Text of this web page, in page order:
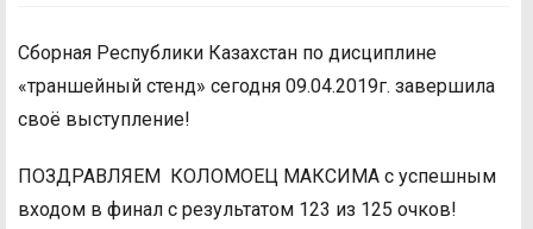
Сборная Республики Казахстан по дисциплине
«траншейный стенд» сегодня 09.04.2019г. завершила
своё выступление!
ПОЗДРАВЛЯЕМ КОЛОМОЕЦ МАКСИМА с успешным
входом в финал с результатом 123 из 125 очков!